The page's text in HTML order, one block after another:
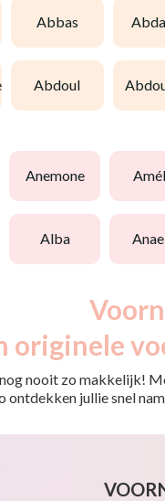
abbas
abdoul
anemone
alba
originele
nooit zo makkelijk!
jullie snel